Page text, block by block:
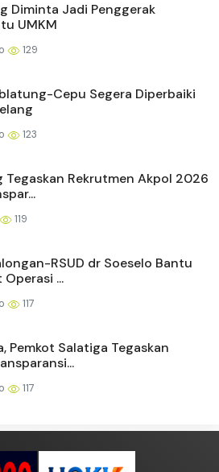
Diminta Jadi Penggerak
UMKM
129
Cepu Segera Diperbaiki
123
Tegaskan Rekrutmen Akpol 2026
119
RSUD dr Soeselo Bantu
...
117
Pemkot Salatiga Tegaskan
117